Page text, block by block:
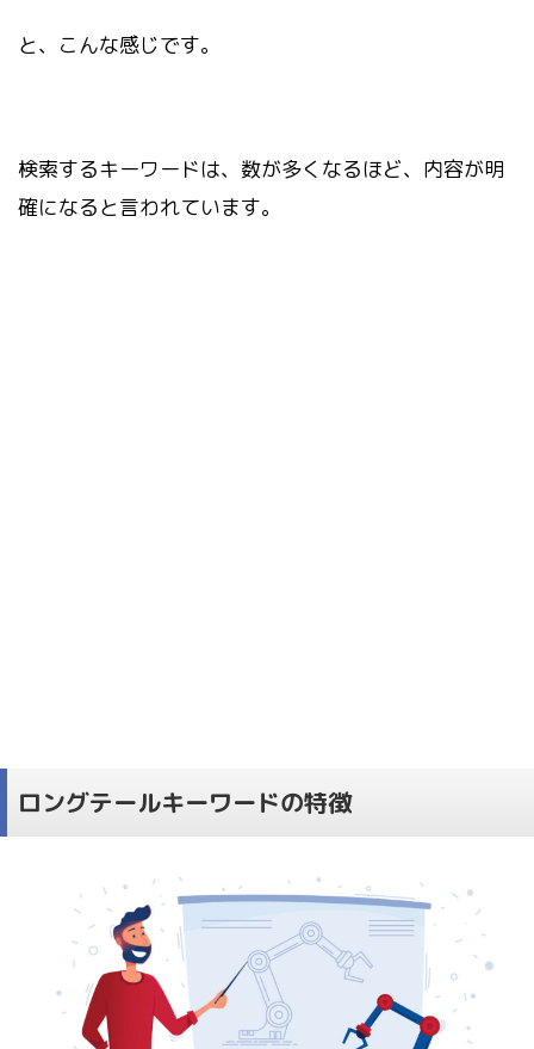
と、こんな感じです。
検索するキーワードは、数が多くなるほど、内容が明
確になると言われています。
ロングテールキーワードの特徴